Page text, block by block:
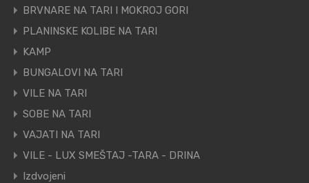
BRVNARE NA TARI I MOKROJ GORI
PLANINSKE KOLIBE NA TARI
KAMP
BUNGALOVI NA TARI
VILE NA TARI
SOBE NA TARI
VAJATI NA TARI
VILE - LUX SMEŠTAJ -TARA - DRINA
Izdvojeni